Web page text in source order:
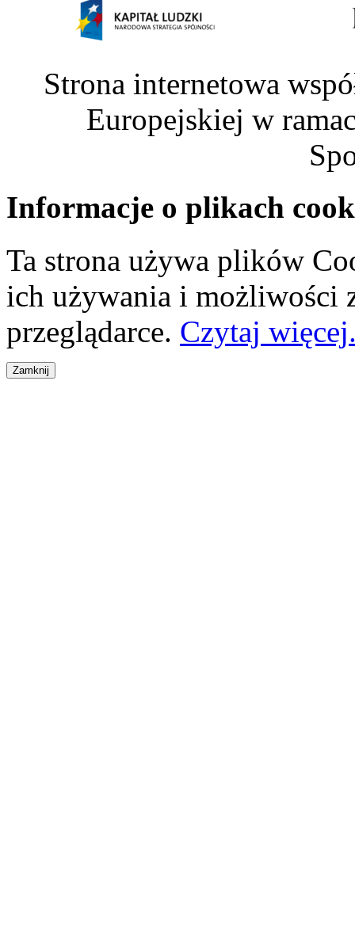
Strona internetowa
Europejskiej w
Informacje o plikach
Ta strona używa plików
ich używania i możliwości
przeglądarce. Czytaj